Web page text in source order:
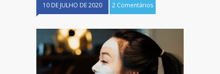
10 DE JULHO DE 2020 2 Comentários